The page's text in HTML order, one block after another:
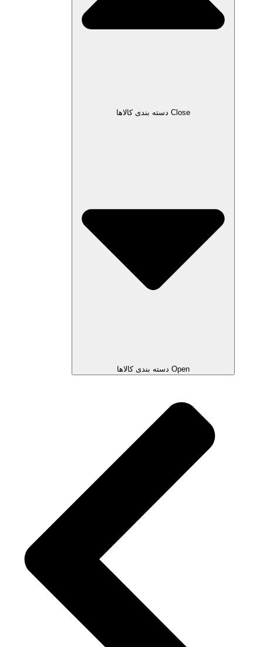
Close دسته بندی کالاها
Open دسته بندی کالاها